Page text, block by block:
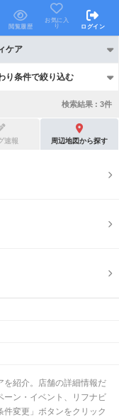
閲覧履歴
お気に入
り
ログイン
ケア
り条件で絞り込む
り条件で絞り込む
あり
者在籍
検索結果 : 3件
速報 周辺地図から探す
を紹介。店舗の詳細情報だ
ーン・イベント、リフナビ
変更」ボタンをクリック